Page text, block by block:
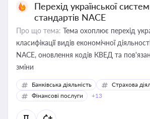
Перехід української
стандартів NACE
Про що тема: Тема охоплює перехід
класифікації видів економічної
NACE, оновлення кодів КВЕД та
зміни
Банківська діяльність
Страхова
Фінансові послуги
+13